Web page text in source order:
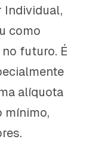
Individual,
como
futuro. É
alíquota
mínimo,